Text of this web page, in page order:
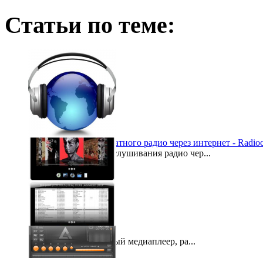
Статьи по теме:
Программа для бесплатного радио через интернет -
Приложение для прослушивания радио чер...
2011-12-12
iTunes 8
iTunes 8 это бесплатный медиаплеер, ра...
2011-11-22